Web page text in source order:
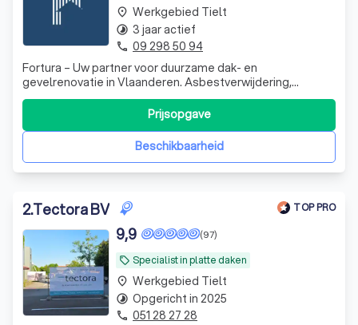
Fortura – Uw partner voor duurzame dak- en
gevelrenovatie in Vlaanderen. Asbestverwijdering,
isolatie, crepi en totaalrenovaties met oog voor kwaliteit
en vakmanschap. Duurzaam wonen begint hier!
Beschikbaarheid
Prijsopgave
place Werkgebied Tielt
timelapse 3 jaar actief
phone 09 298 50 94
2.Tectora BV TOP PRO
local_offer Specialist in platte daken
(97)
9,9
place Werkgebied Tielt
timelapse Opgericht in 2025
phone 051 28 27 28